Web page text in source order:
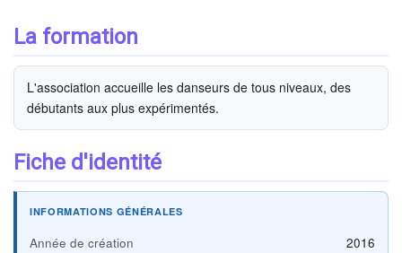
La formation
L'association accueille les danseurs de tous niveaux, des
débutants aux plus expérimentés.
Fiche d'identité
INFORMATIONS GÉNÉRALES
Année de création
2016